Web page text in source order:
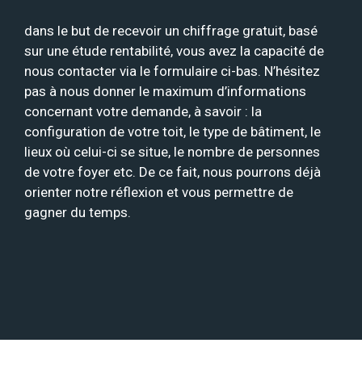
dans le but de recevoir un chiffrage gratuit, basé
sur une étude rentabilité, vous avez la capacité de
nous contacter via le formulaire ci-bas. N’hésitez
pas à nous donner le maximum d’informations
concernant votre demande, à savoir : la
configuration de votre toit, le type de bâtiment, le
lieux où celui-ci se situe, le nombre de personnes
de votre foyer etc. De ce fait, nous pourrons déjà
orienter notre réflexion et vous permettre de
gagner du temps.